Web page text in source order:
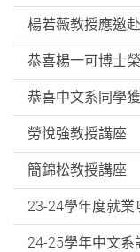
楊若薇教授應邀
恭喜楊一可博士
恭喜中文系同學
勞悅強教授講座
簡錦松教授講座
23-24學年度就
24-25學年中文系